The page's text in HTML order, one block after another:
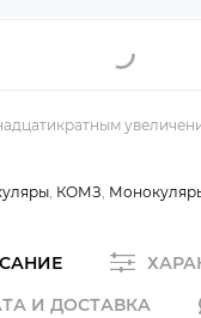
КОМЗ
И ДОСТАВКА